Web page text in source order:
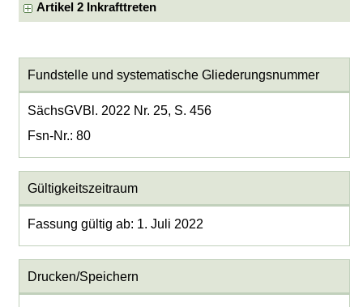
Artikel 2 Inkrafttreten
Fundstelle und systematische Gliederungsnummer
SächsGVBl. 2022 Nr. 25, S. 456
Fsn-Nr.: 80
Gültigkeitszeitraum
Fassung gültig ab: 1. Juli 2022
Drucken/Speichern